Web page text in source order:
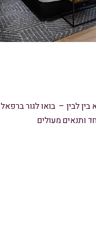
בין לבין – בואו לגור ברפאל